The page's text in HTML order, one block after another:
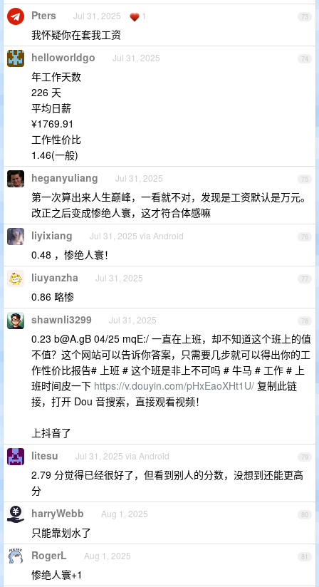
73
Pters Jul 31, 2025 1
我怀疑你在套我工资
74
helloworldgo Jul 31, 2025
年工作天数
226 天
平均日薪
¥1769.91
工作性价比
1.46(一般)
75
heganyuliang Jul 31, 2025
第一次算出来人生巅峰，一看就不对，发现是工资默认是万元。
改正之后变成惨绝人寰，这才符合体感嘛
76
liyixiang Jul 31, 2025 via Android
0.48 ，惨绝人寰！
77
liuyanzha Jul 31, 2025
0.86 略惨
78
shawnli3299 Jul 31, 2025
0.23 b@A.gB 04/25 mqE:/ 一直在上班，却不知道这个班上的值
不值？这个网站可以告诉你答案，只需要几步就可以得出你的工
作性价比报告# 上班 # 这个班是非上不可吗 # 牛马 # 工作 # 上
班时间皮一下 https://v.douyin.com/pHxEaoXHt1U/ 复制此链
接，打开 Dou 音搜索，直接观看视频！
上抖音了
79
litesu Jul 31, 2025 via Android
2.79 分觉得已经很好了，但看到别人的分数，没想到还能更高
分
80
harryWebb Aug 1, 2025
只能靠划水了
81
RogerL Aug 1, 2025
惨绝人寰+1